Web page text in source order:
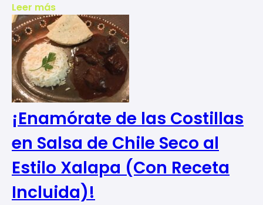
Leer más
¡Enamórate de las Costillas
en Salsa de Chile Seco al
Estilo Xalapa (Con Receta
Incluida)!